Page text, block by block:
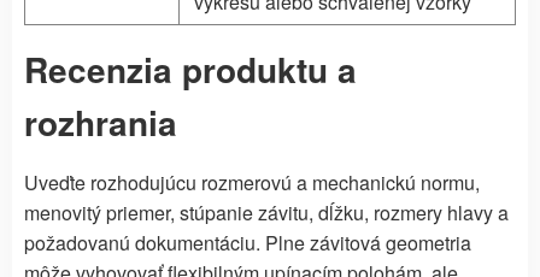
Recenzia produktu a
rozhrania
Uveďte rozhodujúcu rozmerovú a mechanickú normu,
menovitý priemer, stúpanie závitu, dĺžku, rozmery hlavy a
požadovanú dokumentáciu. Plne závitová geometria